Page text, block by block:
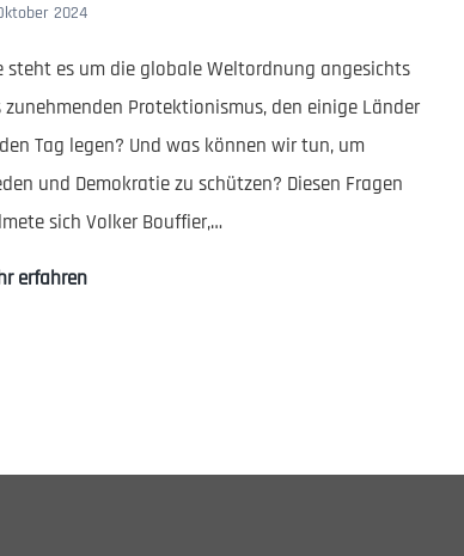
2024
steht es um die globale Weltordnung angesichts
zunehmenden Protektionismus, den einige Länder
Tag legen? Und was können wir tun, um
und Demokratie zu schützen? Diesen Fragen
sich Volker Bouffier,…
erfahren36.
Bouffier